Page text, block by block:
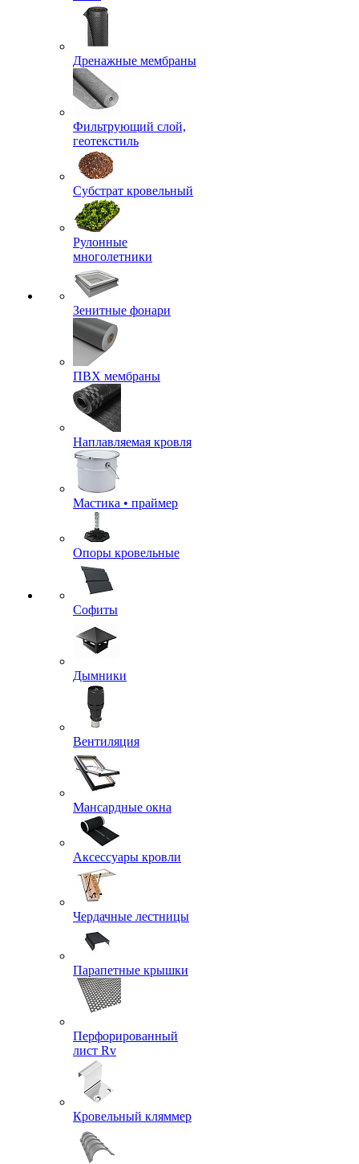
Дренажные мембраны
Фильтрующий слой,
геотекстиль
Субстрат кровельный
Рулонные
многолетники
Зенитные фонари
ПВХ мембраны
Наплавляемая кровля
Мастика • праймер
Опоры кровельные
Софиты
Дымники
Вентиляция
Мансардные окна
Аксессуары кровли
Чердачные лестницы
Парапетные крышки
Перфорированный
лист Rv
Кровельный кляммер